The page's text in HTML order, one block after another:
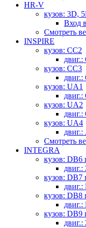
HR-V
кузов: 3D,
Вход
Смотреть
INSPIRE
кузов: CC2
двиг.:
кузов: CC3
двиг.:
кузов: UA1
двиг.:
кузов: UA2
двиг.:
кузов: UA4
двиг.:
Смотреть
INTEGRA
кузов: DB6
двиг.:
кузов: DB7
двиг.:
кузов: DB8
двиг.:
кузов: DB9
двиг.: